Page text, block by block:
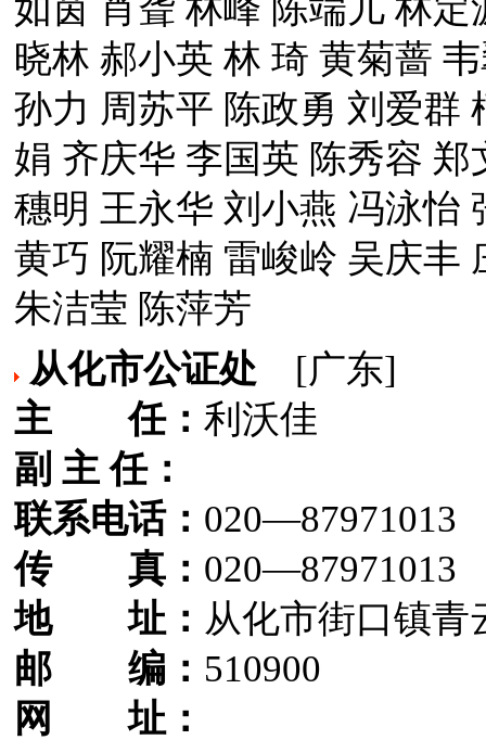
如茵 肖聋 林峰 陈端儿 林
晓林 郝小英 林 琦 黄菊蔷
孙力 周苏平 陈政勇 刘爱群
娟 齐庆华 李国英 陈秀容
穗明 王永华 刘小燕 冯泳怡
黄巧 阮耀楠 雷峻岭 吴庆丰
朱洁莹 陈萍芳
从化市公证处 [广东]
主 任： 利沃佳
副 主 任：
联系电话： 020—87971013
传 真： 020—87971013
地 址： 从化市街口镇青
邮 编： 510900
网 址：